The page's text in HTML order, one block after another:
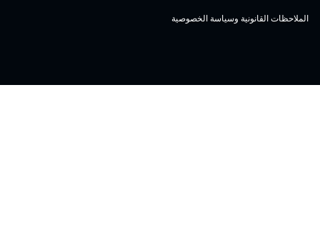
الملاحظات القانونية وسياسة الخصوصية